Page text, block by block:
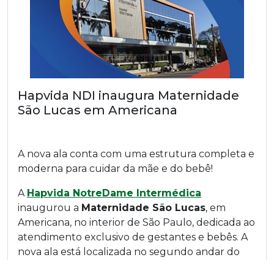
Hapvida NDI inaugura Maternidade
São Lucas em Americana
A nova ala conta com uma estrutura completa e
moderna para cuidar da mãe e do bebê!
A Hapvida NotreDame Intermédica
inaugurou a Maternidade São Lucas, em
Americana, no interior de São Paulo, dedicada ao
atendimento exclusivo de gestantes e bebês. A
nova ala está localizada no segundo andar do